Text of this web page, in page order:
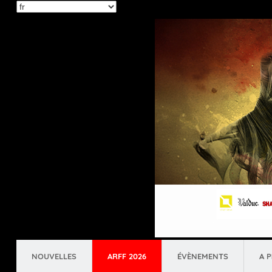
Select
NOUVELLES ARFF 2026 ÉVÈNEMENTS A